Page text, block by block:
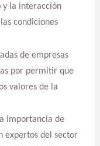
y la interacción
condiciones
de empresas
por permitir que
valores de la
importancia de
expertos del sector